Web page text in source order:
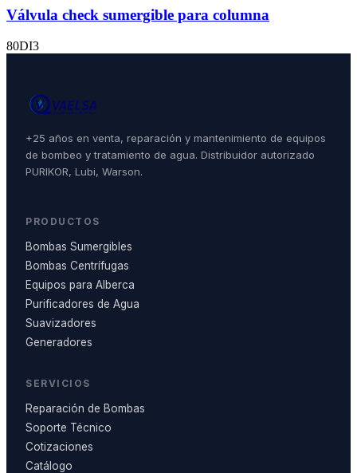
Válvula check sumergible para columna
80DI3
+25 años en venta, reparación y mantenimiento de equipos
de bombeo y tratamiento de agua. Distribuidor autorizado
PURIKOR, Lubi, Warson.
PRODUCTOS
Bombas Sumergibles
Bombas Centrífugas
Equipos para Alberca
Purificadores de Agua
Suavizadores
Generadores
SERVICIOS
Reparación de Bombas
Soporte Técnico
Cotizaciones
Catálogo